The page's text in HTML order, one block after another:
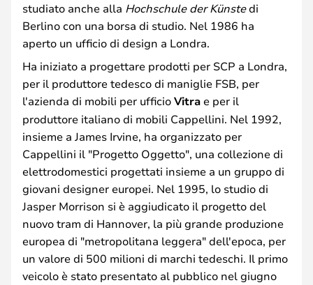
studiato anche alla Hochschule der Künstedi
Berlino con una borsa di studio. Nel 1986 ha
aperto un ufficio di design a Londra.
Ha iniziato a progettare prodotti per SCP a Londra,
per il produttore tedesco di maniglie FSB, per
l'azienda di mobili per ufficioVitrae per il
produttore italiano di mobili Cappellini. Nel 1992,
insieme a James Irvine, ha organizzato per
Cappellini il "Progetto Oggetto", una collezione di
elettrodomestici progettati insieme a un gruppo di
giovani designer europei. Nel 1995, lo studio di
Jasper Morrison si è aggiudicato il progetto del
nuovo tram di Hannover, la più grande produzione
europea di "metropolitana leggera" dell'epoca, per
un valore di 500 milioni di marchi tedeschi. Il primo
veicolo è stato presentato al pubblico nel giugno